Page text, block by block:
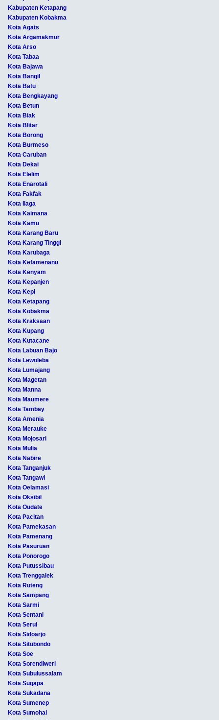
Kabupaten Ketapang
Kabupaten Kobakma
Kota Agats
Kota Argamakmur
Kota Arso
Kota Tabaa
Kota Bajawa
Kota Bangil
Kota Batu
Kota Bengkayang
Kota Betun
Kota Biak
Kota Blitar
Kota Borong
Kota Burmeso
Kota Caruban
Kota Dekai
Kota Elelim
Kota Enarotali
Kota Fakfak
Kota Ilaga
Kota Kaimana
Kota Kamu
Kota Karang Baru
Kota Karang Tinggi
Kota Karubaga
Kota Kefamenanu
Kota Kenyam
Kota Kepanjen
Kota Kepi
Kota Ketapang
Kota Kobakma
Kota Kraksaan
Kota Kupang
Kota Kutacane
Kota Labuan Bajo
Kota Lewoleba
Kota Lumajang
Kota Magetan
Kota Manna
Kota Maumere
Kota Tambay
Kota Amenia
Kota Merauke
Kota Mojosari
Kota Mulia
Kota Nabire
Kota Tanganjuk
Kota Tangawi
Kota Oelamasi
Kota Oksibil
Kota Oudate
Kota Pacitan
Kota Pamekasan
Kota Pamenang
Kota Pasuruan
Kota Ponorogo
Kota Putussibau
Kota Trenggalek
Kota Ruteng
Kota Sampang
Kota Sarmi
Kota Sentani
Kota Serui
Kota Sidoarjo
Kota Situbondo
Kota Soe
Kota Sorendiweri
Kota Subulussalam
Kota Sugapa
Kota Sukadana
Kota Sumenep
Kota Sumohai